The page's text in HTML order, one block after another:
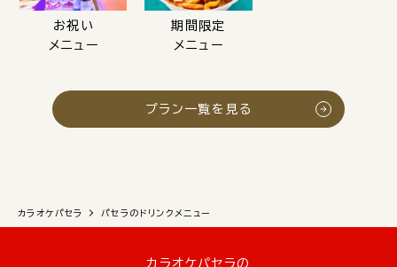
お祝い
メニュー
期間限定
メニュー
プラン一覧を見る
カラオケパセラ パセラのドリンクメニュー
カラオケパセラの